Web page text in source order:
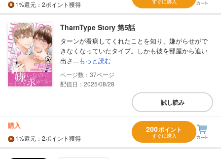
1%還元 ：2ポイント獲得 すぐに購入
TharnType Story 第5話
ターンが看病してくれたことを知り、嫌がらせがで
きなくなっていたタイプ。しかも彼を部屋から追い
出さ...もっと読む
37
配信日：2025/08/28
試し読み
購入
1%還元 ：2ポイント獲得
200ポイント
すぐに購入